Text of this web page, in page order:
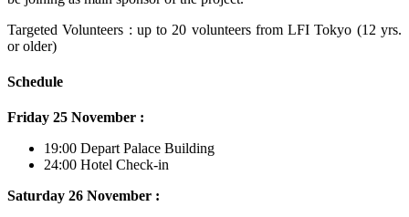
Targeted Volunteers : up to 20 volunteers from LFI Tokyo (12 yrs.
or older)
Schedule
Friday 25 November :
19:00 Depart Palace Building
24:00 Hotel Check-in
Saturday 26 November :